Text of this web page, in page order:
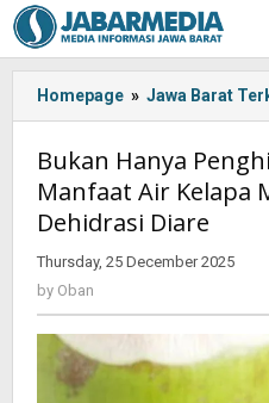
Skip
to
content
Homepage » Jawa Barat
Bukan Hanya
Manfaat Air Kelapa
Dehidrasi Diare
Thursday, 25 December 2025
by Oban